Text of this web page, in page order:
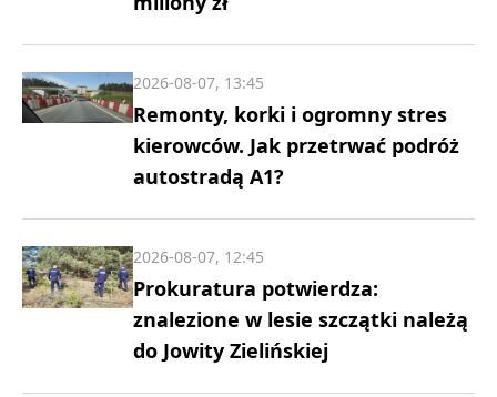
Remonty, korki i ogromny stres
kierowców. Jak przetrwać podróż
autostradą A1?
2026-08-07, 13:45
Prokuratura potwierdza:
znalezione w lesie szczątki należą
do Jowity Zielińskiej
2026-08-07, 12:45